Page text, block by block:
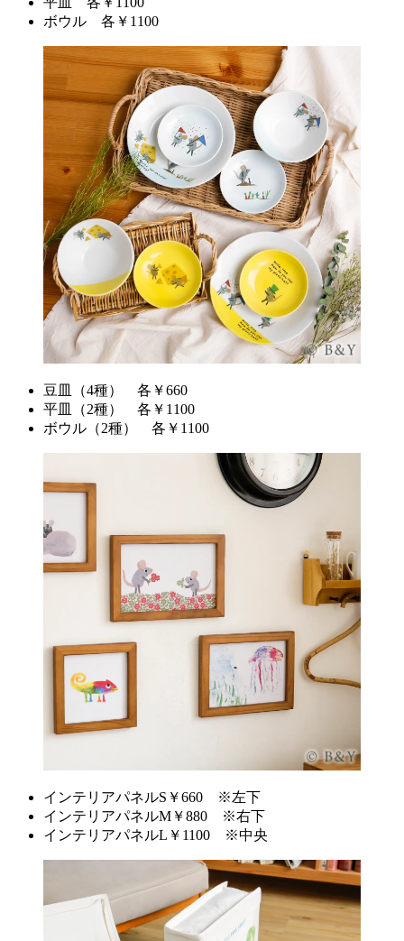
ボウル 各￥1100
豆皿（4種） 各￥660
平皿（2種） 各￥1100
ボウル（2種） 各￥1100
インテリアパネルS￥660 ※左下
インテリアパネルM￥880 ※右下
インテリアパネルL￥1100 ※中央